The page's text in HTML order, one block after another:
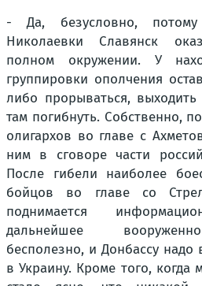
- Да, безусловно,
Николаевки Славянск
полном окружении. У
группировки ополчения
либо прорываться,
там погибнуть. Собственно,
олигархов во главе с
ним в сговоре части
После гибели наиболее
бойцов во главе со
поднимается
дальнейшее
бесполезно, и Донбассу надо
в Украину. Кроме того,